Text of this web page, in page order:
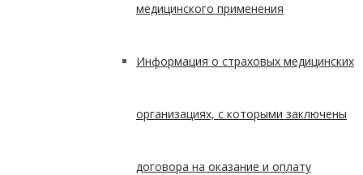
медицинского применения
Информация о страховых медицинских
организациях, с которыми заключены
договора на оказание и оплату